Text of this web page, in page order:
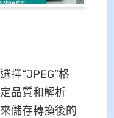
擇“JPEG”格
品質和解析
儲存轉換後的